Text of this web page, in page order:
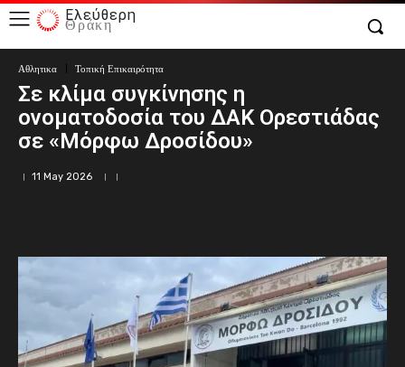
Ελεύθερη
Θράκη
Αθλητικα Τοπική Επικαιρότητα
Σε κλίμα συγκίνησης η
ονοματοδοσία του ΔΑΚ Ορεστιάδας
σε «Μόρφω Δροσίδου»
11 May 2026